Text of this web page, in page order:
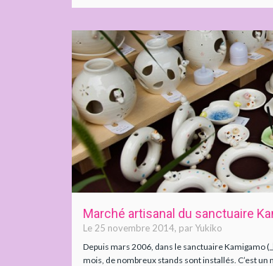
Marché artisanal du sanctuaire
Le 25 novembre 2014, par Yukiko
Depuis mars 2006, dans le sanctuaire Kamigamo
mois, de nombreux stands sont installés. C’est